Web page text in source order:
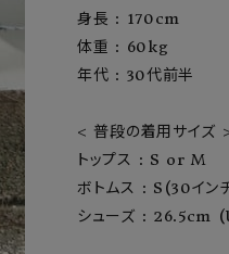
アーツアンドクラフツ
身長 : 170cm
体重 : 60kg
年代 : 30代前半
< 普段の着用サイズ
トップス : S or M
ボトムス : S(30イン
シューズ : 26.5cm